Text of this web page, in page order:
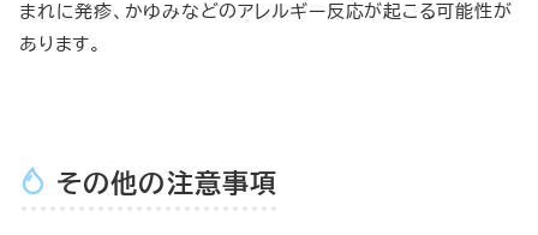
まれに発疹、かゆみなどのアレルギー反応が起こる可能性が
あります。
その他の注意事項